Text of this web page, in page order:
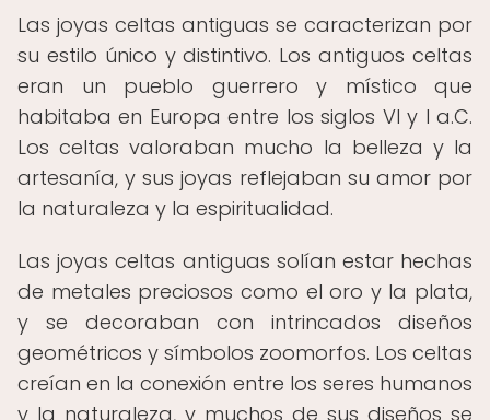
Las joyas celtas antiguas se caracterizan por
su estilo único y distintivo. Los antiguos celtas
eran un pueblo guerrero y místico que
habitaba en Europa entre los siglos VI y I a.C.
Los celtas valoraban mucho la belleza y la
artesanía, y sus joyas reflejaban su amor por
la naturaleza y la espiritualidad.
Las joyas celtas antiguas solían estar hechas
de metales preciosos como el oro y la plata,
y se decoraban con intrincados diseños
geométricos y símbolos zoomorfos. Los celtas
creían en la conexión entre los seres humanos
y la naturaleza, y muchos de sus diseños se